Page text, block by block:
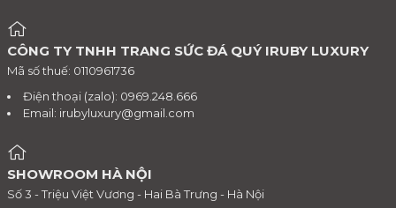
CÔNG TY TNHH TRANG SỨC ĐÁ QUÝ IRUBY LUXURY
Mã số thuế: 0110961736
Điện thoại (zalo): 0969.248.666
Email: irubyluxury@gmail.com
SHOWROOM HÀ NỘI
Số 3 - Triệu Việt Vương - Hai Bà Trưng - Hà Nội